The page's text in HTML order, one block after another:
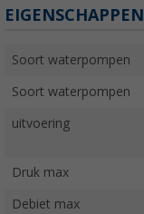
EIGENSCHAPPEN
Soort waterpompen
Soort waterpompen
uitvoering
Druk max
Debiet max